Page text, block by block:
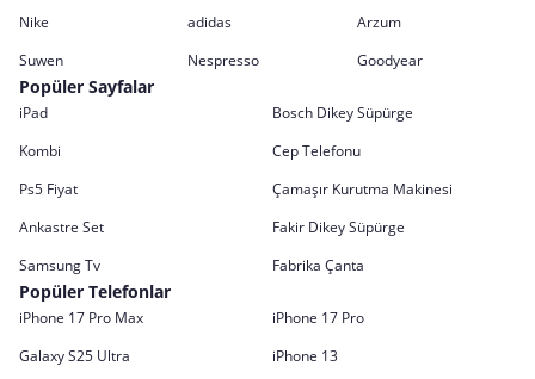
Nike adidas
Arzum
Suwen
Nespresso Goodyear
Popüler Sayfalar
iPad
Bosch Dikey Süpürge
Kombi
Cep Telefonu
Ps5 Fiyat
Çamaşır Kurutma Makinesi
Ankastre Set
Fakir Dikey Süpürge
Samsung Tv
Fabrika Çanta
Popüler Telefonlar
iPhone 17 Pro Max
iPhone 17 Pro
Galaxy S25 Ultra
iPhone 13